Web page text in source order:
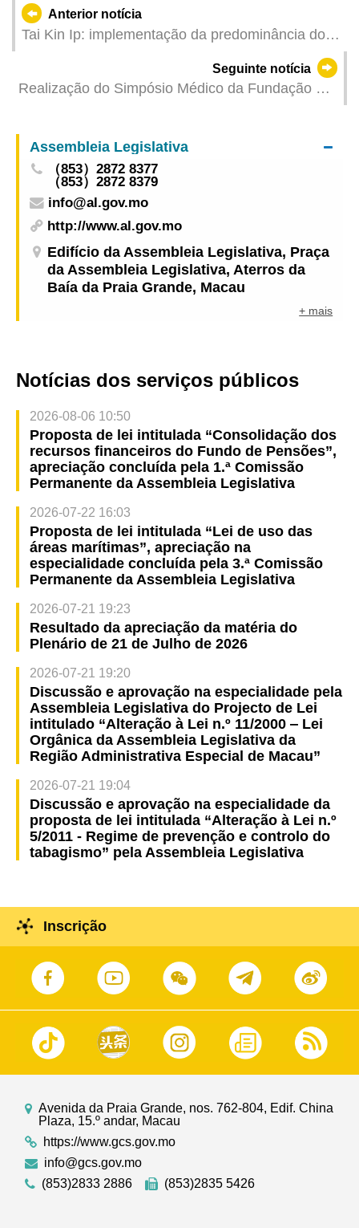
Anterior notícia
Tai Kin Ip: implementação da predominância do
desenvolvimento diversificado e reforço da
resiliência económica
Seguinte notícia
Realização do Simpósio Médico da Fundação Dr.
2026 na UPM
Assembleia Legislativa
（853）2872 8377
（853）2872 8379
info@al.gov.mo
http://www.al.gov.mo
Edifício da Assembleia Legislativa, Praça
da Assembleia Legislativa, Aterros da
Baía da Praia Grande, Macau
+ mais
Notícias dos serviços públicos
2026-08-06 10:50
Proposta de lei intitulada “Consolidação dos
recursos financeiros do Fundo de Pensões”,
apreciação concluída pela 1.ª Comissão
Permanente da Assembleia Legislativa
2026-07-22 16:03
Proposta de lei intitulada “Lei de uso das
áreas marítimas”, apreciação na
especialidade concluída pela 3.ª Comissão
Permanente da Assembleia Legislativa
2026-07-21 19:23
Resultado da apreciação da matéria do
Plenário de 21 de Julho de 2026
2026-07-21 19:20
Discussão e aprovação na especialidade pela
Assembleia Legislativa do Projecto de Lei
intitulado “Alteração à Lei n.º 11/2000 ‒ Lei
Orgânica da Assembleia Legislativa da
Região Administrativa Especial de Macau”
2026-07-21 19:04
Discussão e aprovação na especialidade da
proposta de lei intitulada “Alteração à Lei n.º
5/2011 - Regime de prevenção e controlo do
tabagismo” pela Assembleia Legislativa
Inscrição
Avenida da Praia Grande, nos. 762-804, Edif. China
Plaza, 15.º andar, Macau
https://www.gcs.gov.mo
info@gcs.gov.mo
(853)2833 2886
(853)2835 5426